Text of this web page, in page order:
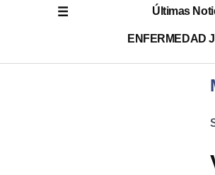
Últimas
ENFERMEDAD